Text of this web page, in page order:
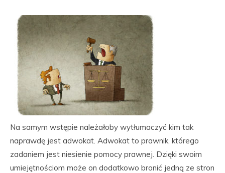
Na samym wstępie należałoby wytłumaczyć kim tak
naprawdę jest adwokat. Adwokat to prawnik, którego
zadaniem jest niesienie pomocy prawnej. Dzięki swoim
umiejętnościom może on dodatkowo bronić jedną ze stron